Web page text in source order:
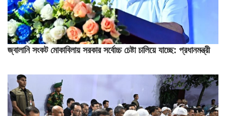
জ্বালানি সংকট মোকাবিলায় সরকার সর্বোচ্চ চেষ্টা চালিয়ে যাচ্ছে: প্রধানমন্ত্রী